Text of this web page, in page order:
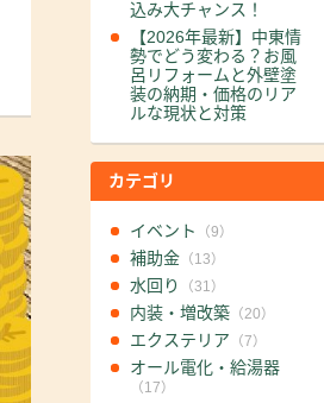
込み大チャンス！
【2026年最新】中東情
勢でどう変わる？お風
呂リフォームと外壁塗
装の納期・価格のリア
ルな現状と対策
カテゴリ
イベント （9）
補助金（13）
水回り （31）
内装・増改築（20）
エクステリア （7）
オール電化・給湯器
（17）